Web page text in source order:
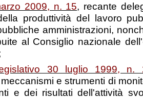
2009, n. 15, recante
produttività del lavoro
amministrazioni,
al Consiglio nazionale
30 luglio 1999, n.
e strumenti di
e dei risultati dell'attività